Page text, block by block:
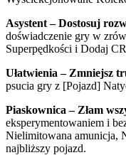
Asystent – Dostosuj
doświadczenie gry w
Superpędkości i Dodaj
Ułatwienia – Zmniejsz
psucia gry z [Pojazd]
Piaskownica – Złam
eksperymentowaniem i
Nielimitowana amunicja,
najbliższy pojazd.